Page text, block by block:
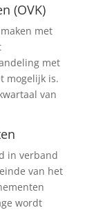
(OVK)
met
met
mogelijk is.
van
in verband
van het
wordt